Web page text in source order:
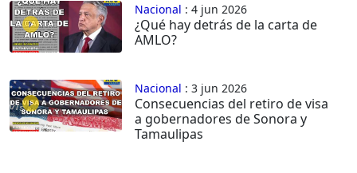
Nacional : 4 jun 2026
¿Qué hay detrás de la carta de
AMLO?
Nacional : 3 jun 2026
Consecuencias del retiro de visa
a gobernadores de Sonora y
Tamaulipas